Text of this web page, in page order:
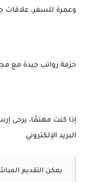
وعمرة للسفر، علاقات
حزمة رواتب جيدة مع
إذا كنت مهتمًا، يرجى
البريد الإلكتروني
يمكن التقديم